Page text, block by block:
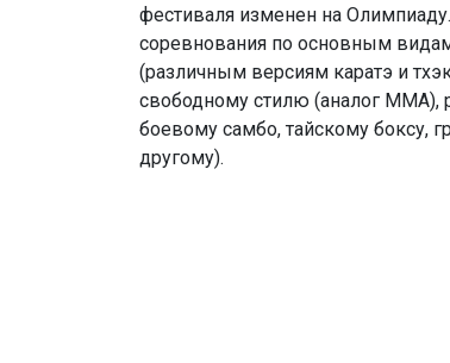
фестиваля изменен на
соревнования по основным
(различным версиям каратэ и
свободному стилю (аналог ММА),
боевому самбо, тайскому боксу,
другому).